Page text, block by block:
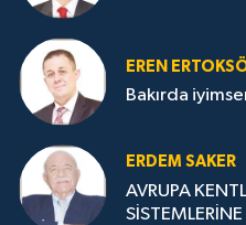
EREN
Bakırda
ERDEM SAKER
AVRUPA